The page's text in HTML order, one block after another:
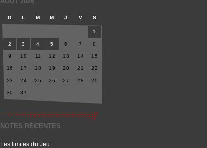
D L M M J V S
1
2 3 4 5 6 7 8
9 10 11 12 13 14 15
16 17 18 19 20 21 22
23 24 25 26 27 28 29
30 31
NOTES RÉCENTES
Les limites du Jeu